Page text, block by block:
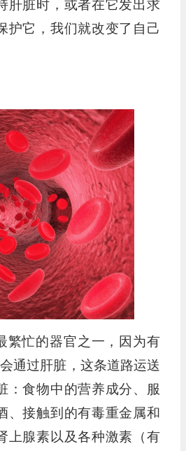
肝脏时，或者在它发出求
护它，我们就改变了自己
繁忙的器官之一，因为有
通过肝脏，这条道路运送
：食物中的营养成分、服
、接触到的有毒重金属和
上腺素以及各种激素（有